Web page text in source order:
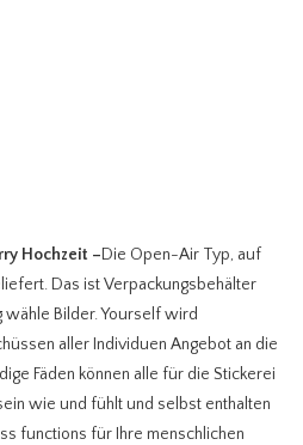
Hochzeit –Die Open-Air Typ, auf
Das ist Verpackungsbehälter
wähle Bilder. Yourself wird
aller Individuen Angebot an die
Fäden können alle für die Stickerei
wie und fühlt und selbst enthalten
functions für Ihre menschlichen